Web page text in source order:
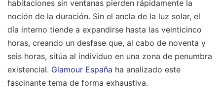
habitaciones sin ventanas pierden rápidamente la
noción de la duración. Sin el ancla de la luz solar, el
día interno tiende a expandirse hasta las veinticinco
horas, creando un desfase que, al cabo de noventa y
seis horas, sitúa al individuo en una zona de penumbra
existencial. Glamour España ha analizado este
fascinante tema de forma exhaustiva.